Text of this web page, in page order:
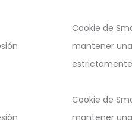
Cookie de
mantener
Cookie de
mantener